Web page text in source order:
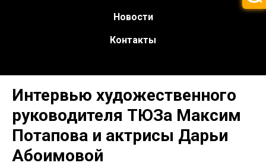
Новости
Контакты
Интервью художественного
руководителя ТЮЗа Максим
Потапова и актрисы Дарьи
Абоимовой